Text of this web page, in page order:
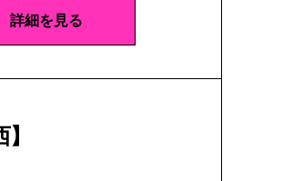
詳細を見る